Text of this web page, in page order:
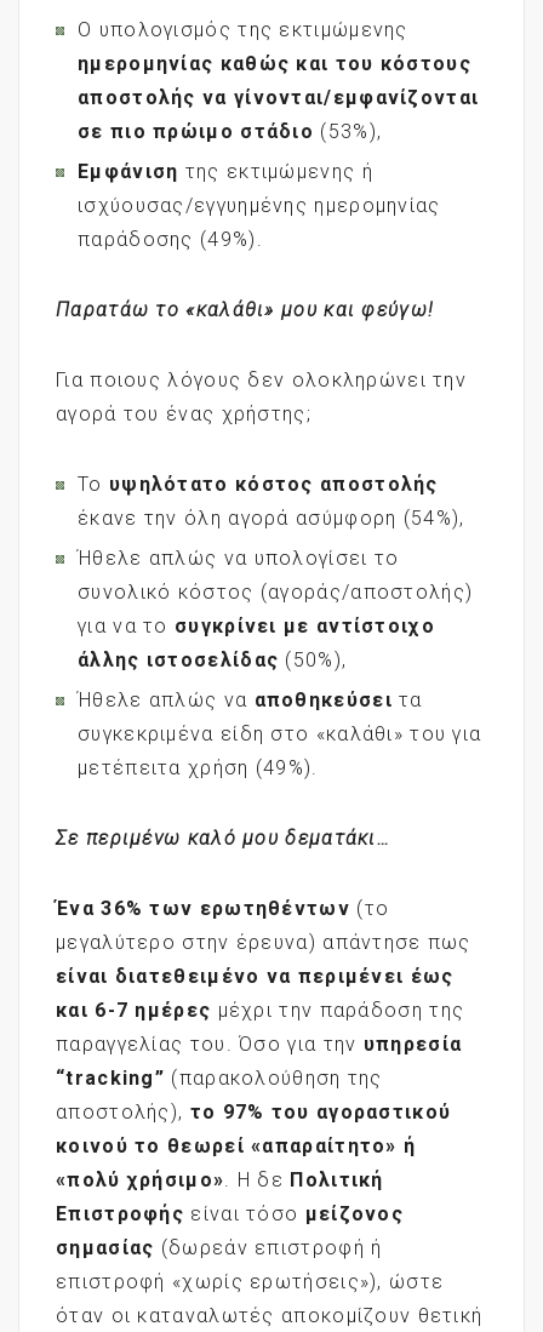
Ο υπολογισμός της εκτιμώμενης
ημερομηνίας καθώς και του κόστους
αποστολής να γίνονται/εμφανίζονται
σε πιο πρώιμο στάδιο (53%),
Εμφάνιση της εκτιμώμενης ή
ισχύουσας/εγγυημένης ημερομηνίας
παράδοσης (49%).
Παρατάω το «καλάθι» μου και φεύγω!
Για ποιους λόγους δεν ολοκληρώνει την
αγορά του ένας χρήστης;
Το υψηλότατο κόστος αποστολής
έκανε την όλη αγορά ασύμφορη (54%),
Ήθελε απλώς να υπολογίσει το
συνολικό κόστος (αγοράς/αποστολής)
για να το συγκρίνει με αντίστοιχο
άλλης ιστοσελίδας (50%),
Ήθελε απλώς να αποθηκεύσει τα
συγκεκριμένα είδη στο «καλάθι» του για
μετέπειτα χρήση (49%).
Σε περιμένω καλό μου δεματάκι…
Ένα 36% των ερωτηθέντων (το
μεγαλύτερο στην έρευνα) απάντησε πως
είναι διατεθειμένο να περιμένει έως
και 6-7 ημέρες μέχρι την παράδοση της
παραγγελίας του. Όσο για την υπηρεσία
“tracking” (παρακολούθηση της
αποστολής), το 97% του αγοραστικού
κοινού το θεωρεί «απαραίτητο» ή
«πολύ χρήσιμο» . Η δε Πολιτική
Επιστροφής είναι τόσο μείζονος
σημασίας (δωρεάν επιστροφή ή
επιστροφή «χωρίς ερωτήσεις»), ώστε
όταν οι καταναλωτές αποκομίζουν θετική